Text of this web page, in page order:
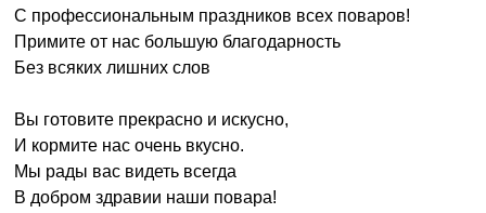
С профессиональным праздников всех поваров!
Примите от нас большую благодарность
Без всяких лишних слов
Вы готовите прекрасно и искусно,
И кормите нас очень вкусно.
Мы рады вас видеть всегда
В добром здравии наши повара!